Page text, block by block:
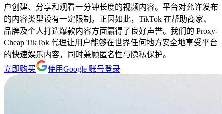
户创建、分享和观看一分钟长度的视频内容。平台对允许发布
的内容类型设有一定限制。正因如此，TikTok 在帮助商家、
品牌及个人打造爆款内容方面赢得了良好声誉。我们的 Proxy-
Cheap TikTok 代理让用户能够在世界任何地方安全地享受平台
的快速娱乐内容，同时兼顾匿名性与隐私保护。
立即购买
使用Google 账号登录